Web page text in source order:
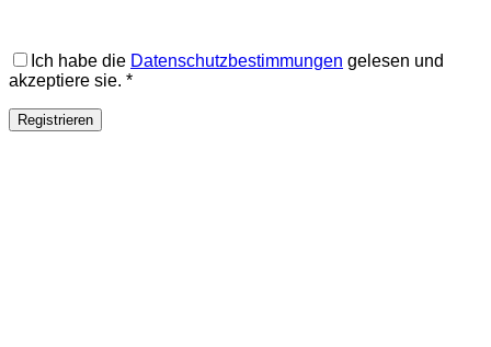
Ich habe die Datenschutzbestimmungen gelesen und
akzeptiere sie. *
Registrieren